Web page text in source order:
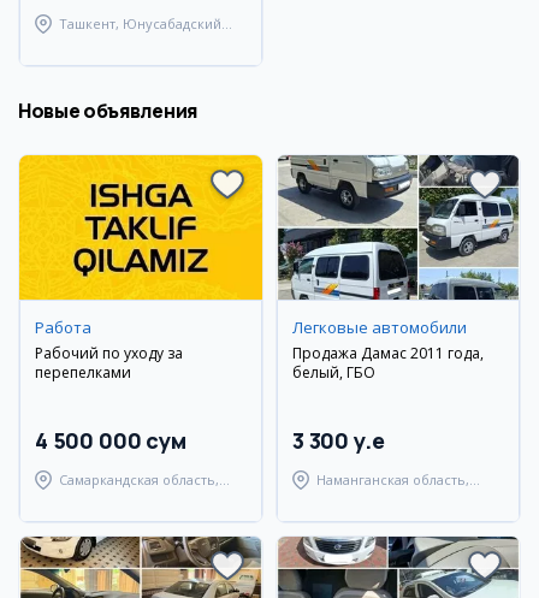
Ташкент, Юнусабадский
Новые объявления
Работа
Рабочий по уходу за
перепелками
4 500 000 сум
Самаркандская область,
Легковые автомобили
Продажа Дамас 2011 года,
белый, ГБО
3 300 y.e
Наманганская область,